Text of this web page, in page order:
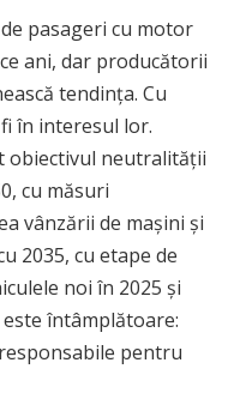
pasageri cu motor
ani, dar producătorii
tendința. Cu
în interesul lor.
obiectivul neutralității
cu măsuri
vânzării de mașini și
2035, cu etape de
noi în 2025 și
întâmplătoare:
pentru